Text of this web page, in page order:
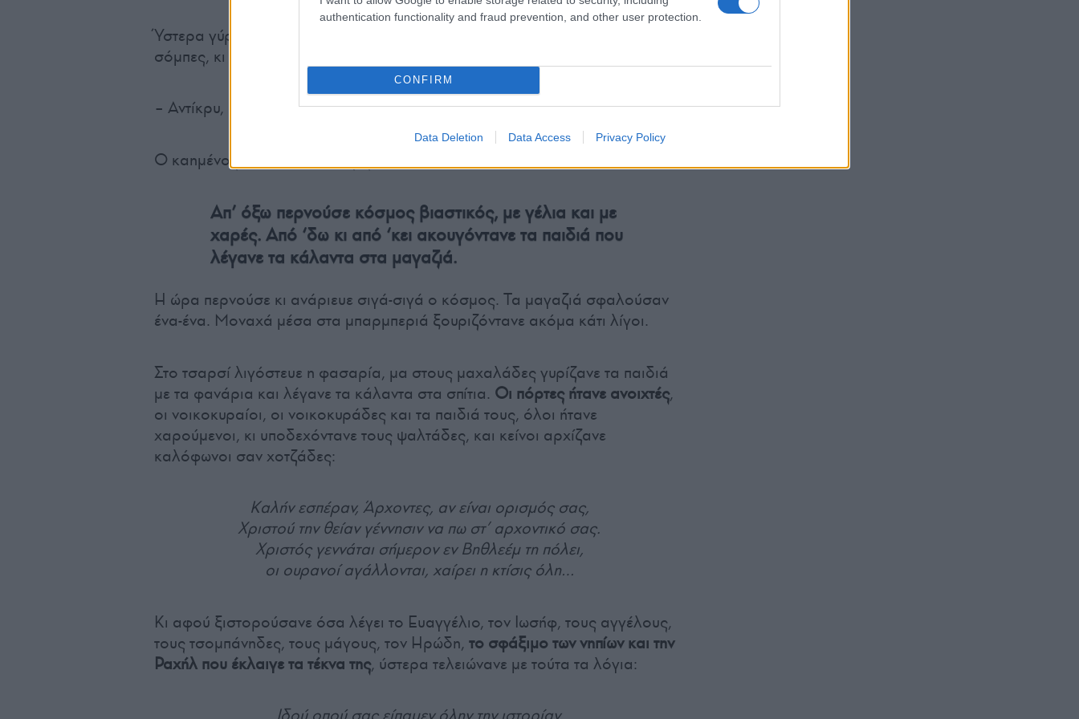
authentication functionality and fraud prevention, and other user protection.
CONFIRM
Data Deletion Data Access Privacy Policy
Ύστερα γύριζε κι έδειχνε τον μεγάλον καφενέ, που καπνίζανε κάργα οι
σόμπες, κι έλεγε:
– Αντίκρυ, σκυλί ψοφά από το κρύο…, σκυλί ψοφά!
Ο καημένος ο μπαρμπα-Χατζής!
Απ’ όξω περνούσε κόσμος βιαστικός, με γέλια και με
χαρές. Από ‘δω κι από ‘κει ακουγόντανε τα παιδιά που
λέγανε τα κάλαντα στα μαγαζιά.
Η ώρα περνούσε κι ανάριευε σιγά-σιγά ο κόσμος. Τα μαγαζιά σφαλούσαν
ένα-ένα. Μοναχά μέσα στα μπαρμπεριά ξουριζόντανε ακόμα κάτι λίγοι.
Στο τσαρσί λιγόστευε η φασαρία, μα στους μαχαλάδες γυρίζανε τα παιδιά
με τα φανάρια και λέγανε τα κάλαντα στα σπίτια. Οι πόρτες ήτανε ανοιχτές,
οι νοικοκυραίοι, οι νοικοκυράδες και τα παιδιά τους, όλοι ήτανε
χαρούμενοι, κι υποδεχόντανε τους ψαλτάδες, και κείνοι αρχίζανε
καλόφωνοι σαν χοτζάδες:
Καλήν εσπέραν, Άρχοντες, αν είναι ορισμός σας,
Χριστού την θείαν γέννησιν να πω στ’ αρχοντικό σας.
Χριστός γεννάται σήμερον εν Βηθλεέμ τη πόλει,
οι ουρανοί αγάλλονται, χαίρει η κτίσις όλη…
Κι αφού ξιστορούσανε όσα λέγει το Ευαγγέλιο, τον Ιωσήφ, τους αγγέλους,
τους τσομπάνηδες, τους μάγους, τον Ηρώδη, το σφάξιμο των νηπίων και την
Ραχήλ που έκλαιγε τα τέκνα της, ύστερα τελειώνανε με τούτα τα λόγια: